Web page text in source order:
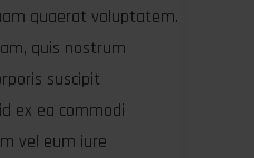
quaerat voluptatem.
quis nostrum
suscipit
ex ea commodi
vel eum iure